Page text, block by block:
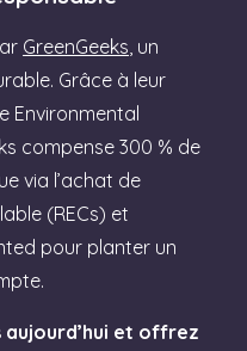
GreenGeeks , un
Grâce à leur
Environmental
compense 300 % de
via l’achat de
(RECs) et
pour planter un
aujourd’hui et offrez